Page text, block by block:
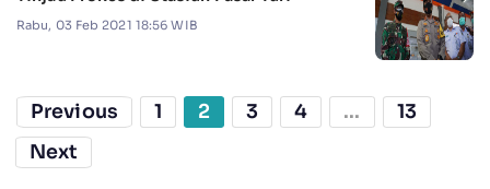
Rabu, 03 Feb 2021 18:56 WIB
Previous 1 2 3 4 ...
13
Next